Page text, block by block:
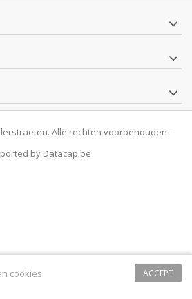
Alle rechten voorbehouden -
by Datacap.be
ACCEPT
cookies